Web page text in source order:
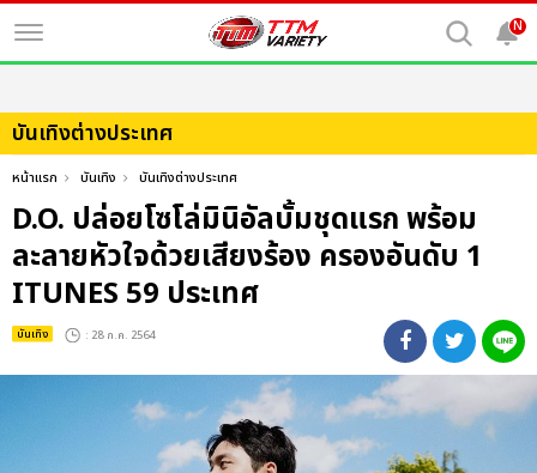
N
บันเทิงต่างประเทศ
หน้าแรก บันเทิง บันเทิงต่างประเทศ
D.O. ปล่อยโซโล่มินิอัลบั้มชุดแรก พร้อม
ละลายหัวใจด้วยเสียงร้อง ครองอันดับ 1
ITUNES 59 ประเทศ
บันเทิง : 28 ก.ค. 2564